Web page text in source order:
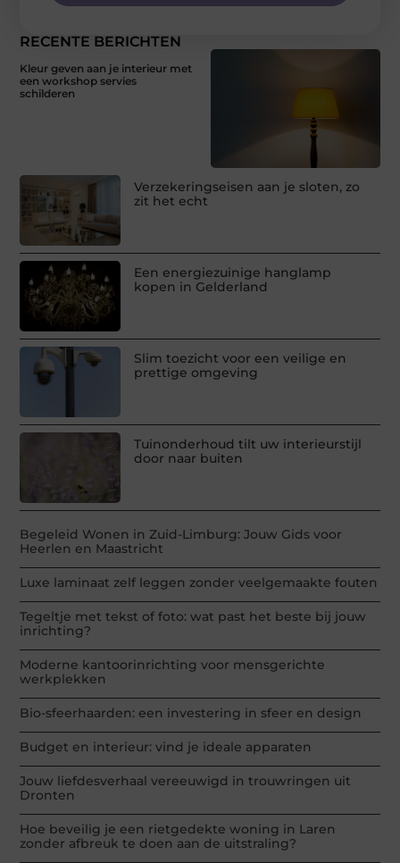
RECENTE BERICHTEN
Kleur geven aan je interieur met
een workshop servies
schilderen
Verzekeringseisen aan je sloten, zo
zit het echt
Een energiezuinige hanglamp
kopen in Gelderland
Slim toezicht voor een veilige en
prettige omgeving
Tuinonderhoud tilt uw interieurstijl
door naar buiten
Begeleid Wonen in Zuid-Limburg: Jouw Gids voor
Heerlen en Maastricht
Luxe laminaat zelf leggen zonder veelgemaakte fouten
Tegeltje met tekst of foto: wat past het beste bij jouw
inrichting?
Moderne kantoorinrichting voor mensgerichte
werkplekken
Bio-sfeerhaarden: een investering in sfeer en design
Budget en interieur: vind je ideale apparaten
Jouw liefdesverhaal vereeuwigd in trouwringen uit
Dronten
Hoe beveilig je een rietgedekte woning in Laren
zonder afbreuk te doen aan de uitstraling?